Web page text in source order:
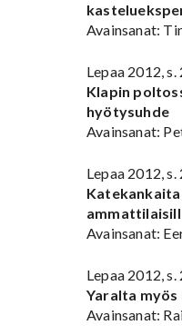
Avainsanat:
Lepaa 2012, s.
Klapin
hyötysuhde
Avainsanat:
Lepaa 2012, s.
Avainsanat:
Lepaa 2012, s.
Yaralta
Avainsanat: